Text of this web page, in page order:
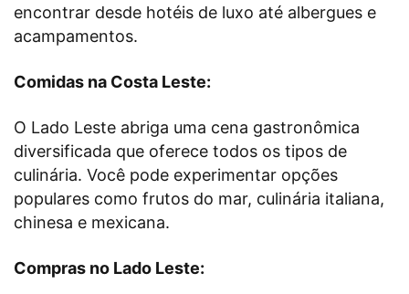
encontrar desde hotéis de luxo até albergues e
acampamentos.
Comidas na Costa Leste:
O Lado Leste abriga uma cena gastronômica
diversificada que oferece todos os tipos de
culinária. Você pode experimentar opções
populares como frutos do mar, culinária italiana,
chinesa e mexicana.
Compras no Lado Leste: